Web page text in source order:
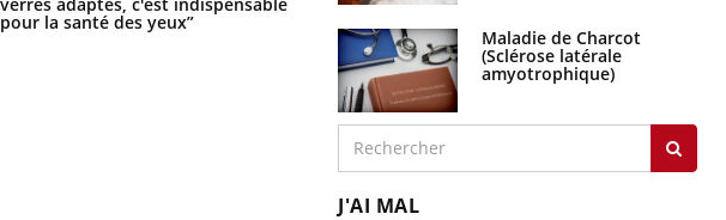
pour la santé des yeux”
Maladie de Charcot
(Sclérose latérale
amyotrophique)
J'AI MAL